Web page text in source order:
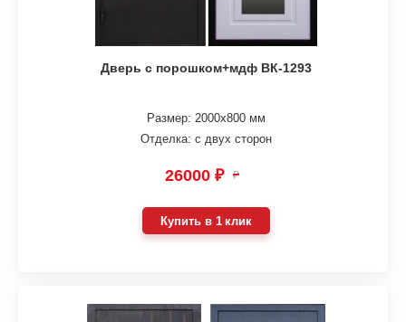
Дверь с порошком+мдф ВК-1293
Размер: 2000х800 мм
Отделка: с двух сторон
26000 ₽ ₽
Купить в 1 клик